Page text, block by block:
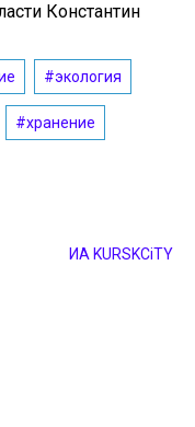
Константин
#экология
#хранение
ИА KURSKCiTY